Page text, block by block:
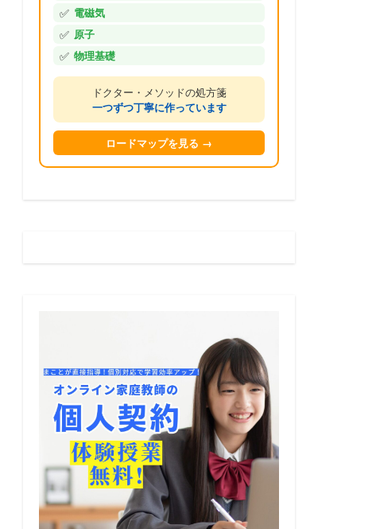
✅ 電磁気
✅ 原子
✅ 物理基礎
ドクター・メソッドの処方箋
一つずつ丁寧に作っています
ロードマップを見る →